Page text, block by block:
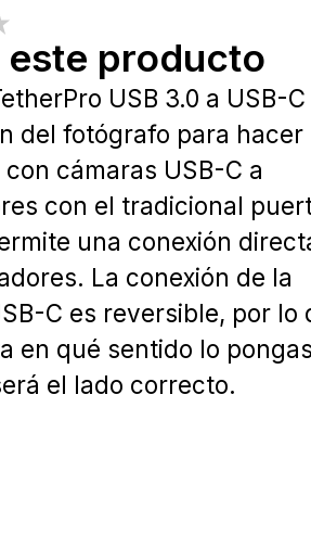
este producto
USB 3.0 a USB-
del fotógrafo para hacer
cámaras USB-C a
con el tradicional
una conexión
La conexión de la
C es reversible, por lo
en qué sentido lo
el lado correcto.